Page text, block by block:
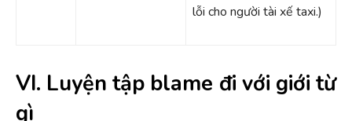
lỗi cho người tài xế taxi.)
VI. Luyện tập blame đi với giới từ
gì